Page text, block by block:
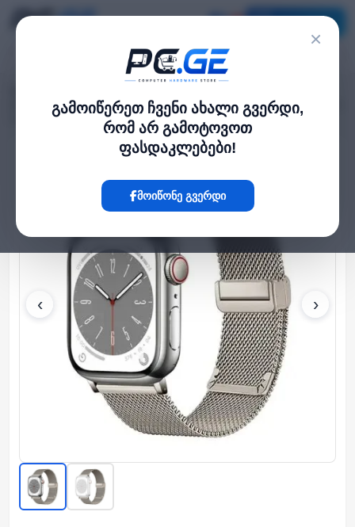
×
გამოიწერეთ ჩვენი ახალი გვერდი,
რომ არ გამოტოვოთ
ფასდაკლებები!
მოიწონე გვერდი
KALEBOL Magnetic Buckle Watch Band for Apple Watch Series 10 9 8 7 SE 6
5 4 3 2 1 42mm 41mm 40mm 38mm Stainless Steel Strap - Starlight
‹ ›